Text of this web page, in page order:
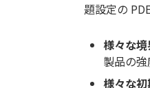
題設定の
様々な
製品の
様々な